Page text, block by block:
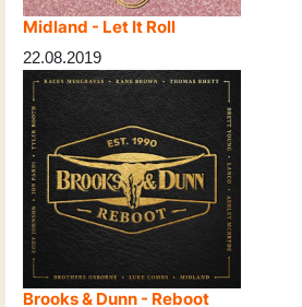
Midland - Let It Roll
22.08.2019
Brooks & Dunn - Reboot